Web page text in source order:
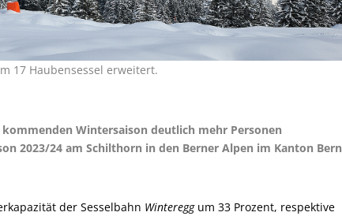
17 Haubensessel erweitert.
Wintersaison deutlich mehr Personen
2023/24 am Schilthorn in den Berner Alpen im Kanton Bern
der Sesselbahn Wintereggum 33 Prozent, respektive